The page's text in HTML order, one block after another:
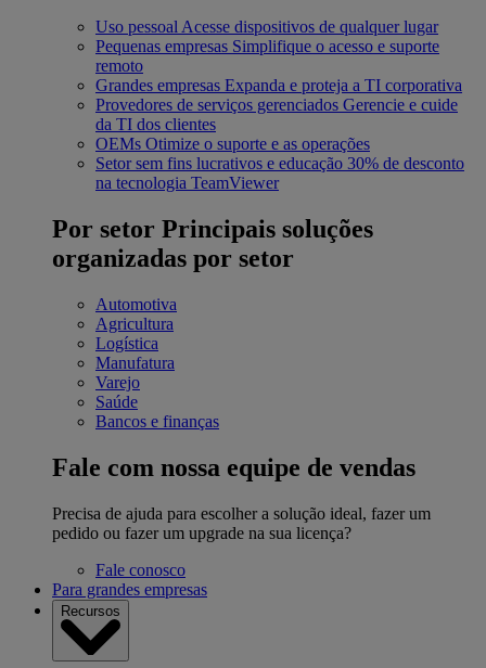
Uso pessoalAcesse dispositivos de qualquer lugar
Pequenas empresas Simplifique o acesso e suporte
remoto
Grandes empresas Expanda e proteja a TI corporativa
Provedores de serviços gerenciados Gerencie e cuide
da TI dos clientes
OEMs Otimize o suporte e as operações
Setor sem fins lucrativos e educação 30% de desconto
na tecnologia TeamViewer
Por setor Principais soluções
organizadas por setor
Automotiva
Agricultura
Logística
Manufatura
Varejo
Saúde
Bancos e finanças
Fale com nossa equipe de vendas
Precisa de ajuda para escolher a solução ideal, fazer um
pedido ou fazer um upgrade na sua licença?
Fale conosco
Para grandes empresas
Recursos